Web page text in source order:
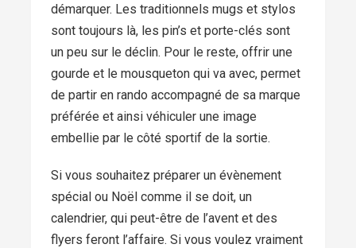
démarquer. Les traditionnels mugs et stylos
sont toujours là, les pin’s et porte-clés sont
un peu sur le déclin. Pour le reste, offrir une
gourde et le mousqueton qui va avec, permet
de partir en rando accompagné de sa marque
préférée et ainsi véhiculer une image
embellie par le côté sportif de la sortie.
Si vous souhaitez préparer un évènement
spécial ou Noël comme il se doit, un
calendrier, qui peut-être de l’avent et des
flyers feront l’affaire. Si vous voulez vraiment